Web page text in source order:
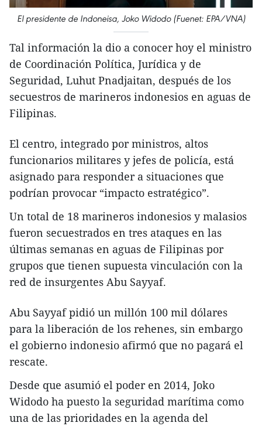
El presidente de Indoneisa, Joko Widodo (Fuenet: EPA/VNA)
Tal información la dio a conocer hoy el ministro
de Coordinación Política, Jurídica y de
Seguridad, Luhut Pnadjaitan, después de los
secuestros de marineros indonesios en aguas de
Filipinas.
El centro, integrado por ministros, altos
funcionarios militares y jefes de policía, está
asignado para responder a situaciones que
podrían provocar “impacto estratégico”.
Un total de 18 marineros indonesios y malasios
fueron secuestrados en tres ataques en las
últimas semanas en aguas de Filipinas por
grupos que tienen supuesta vinculación con la
red de insurgentes Abu Sayyaf.
Abu Sayyaf pidió un millón 100 mil dólares
para la liberación de los rehenes, sin embargo
el gobierno indonesio afirmó que no pagará el
rescate.
Desde que asumió el poder en 2014, Joko
Widodo ha puesto la seguridad marítima como
una de las prioridades en la agenda del